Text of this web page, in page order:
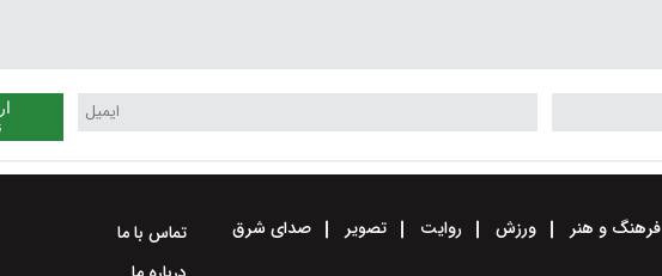
فرهنگ و هنر ورزش روایت تصویر صدای شرق
تماس با ما